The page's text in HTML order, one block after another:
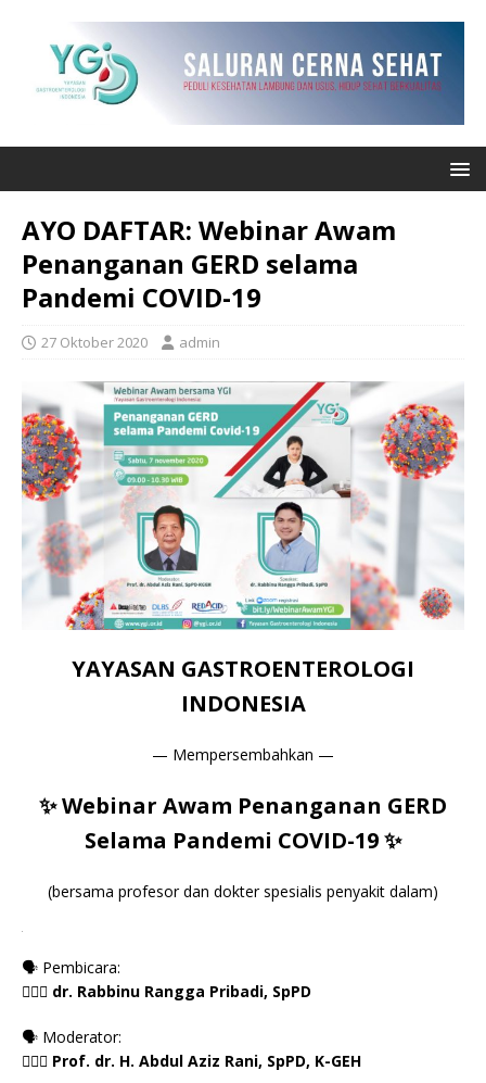
AYO DAFTAR: Webinar Awam
Penanganan GERD selama
Pandemi COVID-19
27 Oktober 2020 admin
YAYASAN GASTROENTEROLOGI
INDONESIA
— Mempersembahkan —
✨ Webinar Awam Penanganan GERD
Selama Pandemi COVID-19 ✨
(bersama profesor dan dokter spesialis penyakit dalam)
🗣 Pembicara:
👨🏻‍⚕ dr. Rabbinu Rangga Pribadi, SpPD
🗣 Moderator:
👨🏻‍⚕ Prof. dr. H. Abdul Aziz Rani, SpPD, K-GEH